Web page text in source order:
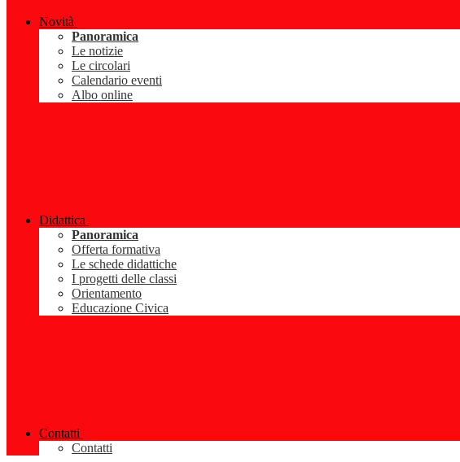
Novità
Panoramica
Le notizie
Le circolari
Calendario eventi
Albo online
Didattica
Panoramica
Offerta formativa
Le schede didattiche
I progetti delle classi
Orientamento
Educazione Civica
Contatti
Contatti